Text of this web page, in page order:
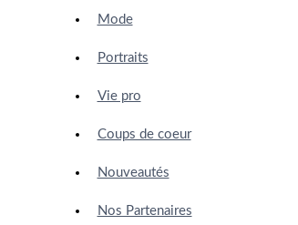
Mode
Portraits
Vie pro
Coups de coeur
Nouveautés
Nos Partenaires